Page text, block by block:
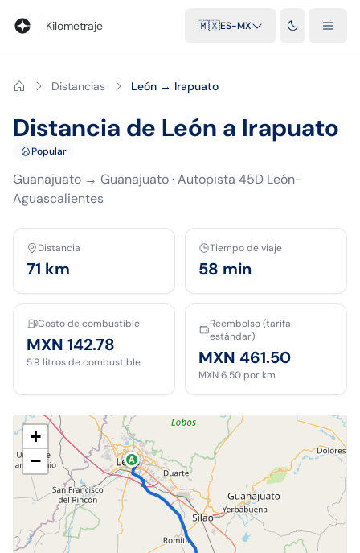
Kilometraje 🇲🇽ES-MX
Distancias León → Irapuato
Distancia de León a Irapuato
Popular
Guanajuato → Guanajuato·Autopista 45D León-
Aguascalientes
Distancia
71 km
Tiempo de viaje
58 min
Costo de combustible
MXN 142.78
5.9 litros de combustible
Reembolso (tarifa
estándar)
MXN 461.50
MXN 6.50 por km
A
+
−